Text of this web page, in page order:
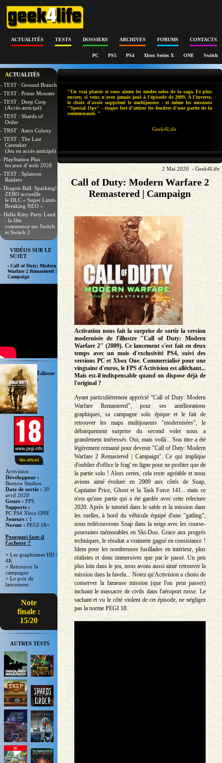
ACTUALITÉS TESTS DOSSIERS ARCHIVES FORUMS CONTACTS
PC PS5 PS4 Xbox Series X ONE Switch
ACTUALITÉS
- TEST : Ground Branch
- TEST : Prime Monster
- TEST : Deep Corp
(Accès anticipé)
- TEST : Shards of
Order
- TRST : Astro Colony
- TEST : The Last
Caretaker
(Jeu en accès anticipé)
- PlayStation Plus :
les jeux d’août 2026
- TEST : Splatoon
Raiders
- Dragon Ball: Sparking!
ZERO accueille
le DLC « Super Limit-
Breaking NEO »
- Hello Kitty Party Land
: la fête
commence sur Switch
et Switch 2
VIDÉOS SUR LE
SUJET
› Call of Duty: Modern
Warfare 2 Remastered |
Campaign
Site officiel
Editeur
:
Activision
Développeur :
Beenox Studios
Date de sortie :30
avril 2020
Genre :FPS
Supports :
PC PS4 Xbox ONE
Joueurs : 1
Norme :PEGI 18+
Pourquoi faut-il
l'acheter ?
+ Les graphismes HD /
4K
+ Retrouver la
campagne
+ Le prix de
lancement
Note
finale :
15/20
AUTRES TESTS
"Un vrai plaisir si vous aimez les modes solos de la saga. Et plus
encore, si vous n'avez jamais joué à l'épisode de 2009. A l'inverse,
le choix d'avoir supprimé le multijoueur - et même les missions
"Special Ops" - risque fort d’attirer les foudres d'une partie de la
communauté. "
Geek4Life
2 Mai 2020 - Geek4Life
Call of Duty: Modern Warfare 2
Remastered | Campaign
Activation nous fait la surprise de sortir la version
modernisée de l'illustre "Call of Duty: Modern
Warfare 2" (2009). Ce lancement s'est fait en deux
temps avec un mois d'exclusivité PS4, suivi des
versions PC et Xbox One. Commercialisé pour une
vingtaine d'euros, le FPS d'Activision est alléchant...
Mais est-il indispensable quand on dispose déjà de
l'original ?
Ayant particulièrement apprécié "Call of Duty: Modern
Warfare Remastered", pour ses améliorations
graphiques, sa campagne solo épique et le fait de
retrouver les maps multijoueurs "modernisées", le
débarquement surprise du second volet nous a
grandement intéressés. Oui, mais voilà... Son titre a été
légèrement remanié pour devenir "Call of Duty: Modern
Warfare 2 Remastered | Campaign". Ce qui implique
d'oublier d'office le frag' en ligne pour ne profiter que de
la partie solo ! Alors certes, cela reste agréable et nous
avions aimé évoluer en 2009 aux côtés de Soap,
Capitaine Price, Ghost et la Task Force 141... mais ce
n'est qu'une partie qui a été gardée avec cette relecture
2020. Après le tutoriel dans le sable et la mission dans
les ruelles, à bord du véhicule équipé d'une "gatling",
nous redécouvrons Soap dans la neige avec les course-
poursuites mémorables en Ski-Doo. Grace aux progrès
techniques, le résultat a vraiment gagné en consistance !
Idem pour les nombreuses fusillades en intérieur, plus
réalistes et donc immersives que par le passé. Un peu
plus loin dans le jeu, nous avons aussi aimé retrouver la
mission dans la favela... Notez qu'Activision a choisi de
conserver la fameuse mission (que l'on peut passer)
incluant le massacre de civils dans l'aéroport russe. Le
sachant et vu le côté violent de cet épisode, ne négligez
pas la norme PEGI 18.